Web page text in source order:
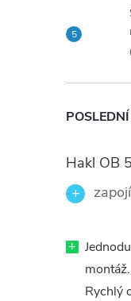
+
montáž.
Rychlý